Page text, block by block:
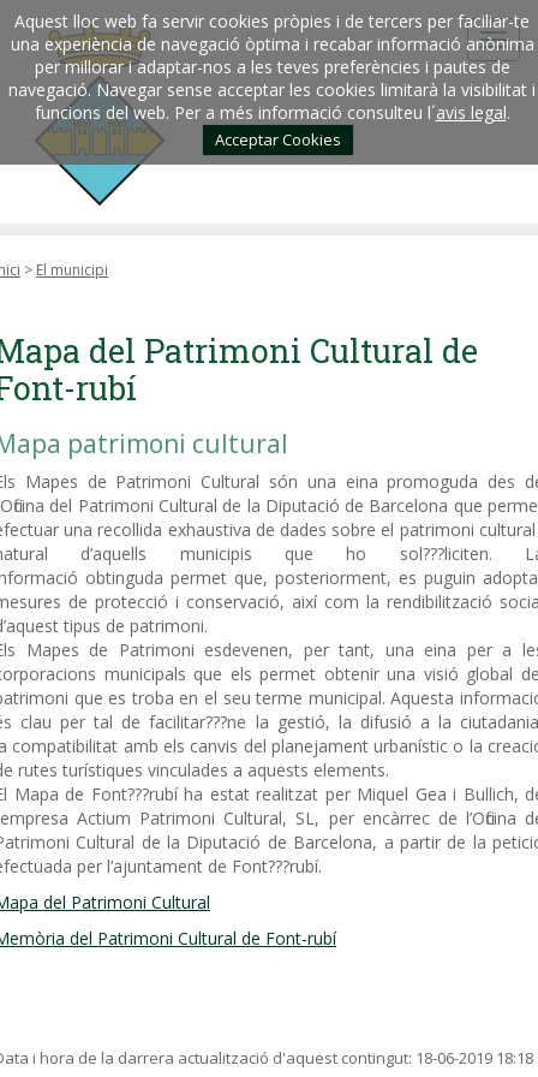
Aquest lloc web fa servir cookies pròpies i de tercers per faciliar-te
una experiència de navegació òptima i recabar informació anònima
per millorar i adaptar-nos a les teves preferències i pautes de
navegació. Navegar sense acceptar les cookies limitarà la visibilitat i
funcions del web. Per a més informació consulteu l´avis legal.
Acceptar Cookies
> El municipi
del Patrimoni Cultural de
rubí
patrimoni cultural
Mapes de Patrimoni Cultural són una eina promoguda des
del Patrimoni Cultural de la Diputació de Barcelona que
una recollida exhaustiva de dades sobre el patrimoni
d’aquells municipis que ho sol???liciten.
obtinguda permet que, posteriorment, es puguin
de protecció i conservació, així com la rendibilització
tipus de patrimoni.
Mapes de Patrimoni esdevenen, per tant, una eina per a
municipals que els permet obtenir una visió global
que es troba en el seu terme municipal. Aquesta
clau per tal de facilitar???ne la gestió, la difusió a la
compatibilitat amb els canvis del planejament urbanístic o la
rutes turístiques vinculades a aquests elements.
Mapa de Font???rubí ha estat realitzat per Miquel Gea i Bullich,
Actium Patrimoni Cultural, SL, per encàrrec de l’Oficina
Cultural de la Diputació de Barcelona, a partir de la
per l’ajuntament de Font???rubí.
del Patrimoni Cultural
del Patrimoni Cultural de Font-rubí
i hora de la darrera actualització d'aquest contingut: 18-06-2019 18:18